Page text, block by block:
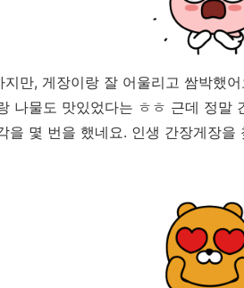
지만, 게장이랑 잘 어울리고 쌈박했
나물도 맛있었다는 ㅎㅎ 근데 정말
을 몇 번을 했네요. 인생 간장게장